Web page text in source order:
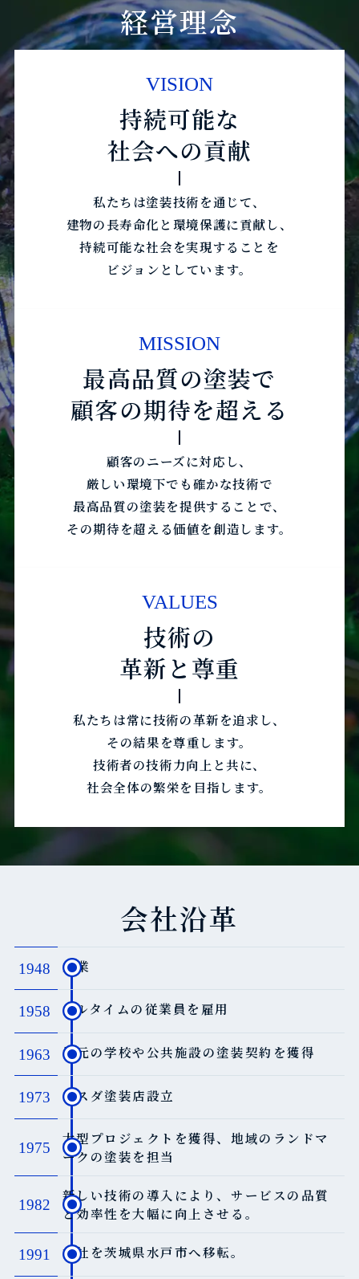
経営理念
VISION
持続可能な
社会への貢献
私たちは塗装技術を通じて、
建物の長寿命化と環境保護に貢献し、
持続可能な社会を実現することを
ビジョンとしています。
MISSION
最高品質の塗装で
顧客の期待を超える
顧客のニーズに対応し、
厳しい環境下でも確かな技術で
最高品質の塗装を提供することで、
その期待を超える価値を創造します。
VALUES
技術の
革新と尊重
私たちは常に技術の革新を追求し、
その結果を尊重します。
技術者の技術力向上と共に、
社会全体の繁栄を目指します。
会社沿革
1948 創業
1958 フルタイムの従業員を雇用
1963 地元の学校や公共施設の塗装契約を獲得
1973 マスダ塗装店設立
1975
大型プロジェクトを獲得、地域のランドマ
ークの塗装を担当
1982
新しい技術の導入により、サービスの品質
と効率性を大幅に向上させる。
1991 本社を茨城県水戸市へ移転。